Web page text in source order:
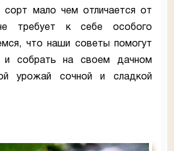
сорт мало чем отличается от
требует к себе особого
что наши советы помогут
и собрать на своем дачном
урожай сочной и сладкой